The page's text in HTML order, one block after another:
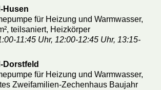
Husen
für Heizung und Warmwasser,
teilsaniert, Heizkörper
11:45 Uhr, 12:00-12:45 Uhr, 13:15-
Dorstfeld
für Heizung und Warmwasser,
Zweifamilien-Zechenhaus Baujahr